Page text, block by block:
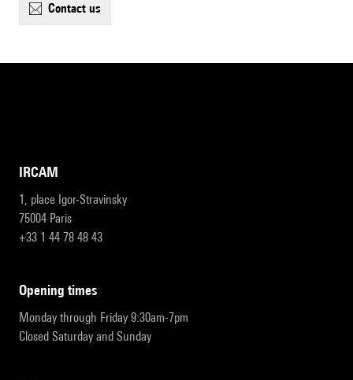
contact us
IRCAM
1, place Igor-Stravinsky
75004 Paris
+33 1 44 78 48 43
opening times
Monday through Friday 9:30am-7pm
Closed Saturday and Sunday